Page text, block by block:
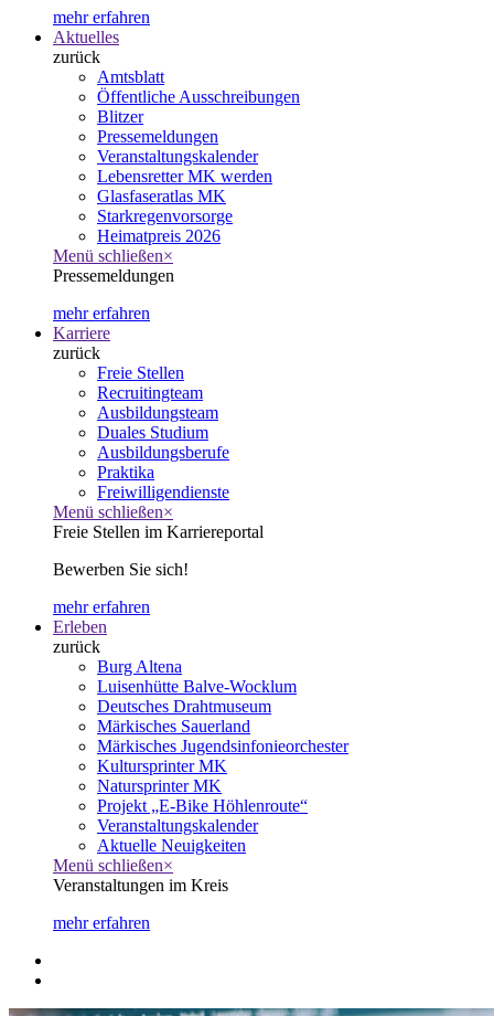
mehr erfahren
Aktuelles
zurück
Amtsblatt
Öffentliche Ausschreibungen
Blitzer
Pressemeldungen
Veranstaltungskalender
Lebensretter MK werden
Glasfaseratlas MK
Starkregenvorsorge
Heimatpreis 2026
Menü schließen×
Pressemeldungen
mehr erfahren
Karriere
zurück
Freie Stellen
Recruitingteam
Ausbildungsteam
Duales Studium
Ausbildungsberufe
Praktika
Freiwilligendienste
Menü schließen×
Freie Stellen im Karriereportal
Bewerben Sie sich!
mehr erfahren
Erleben
zurück
Burg Altena
Luisenhütte Balve-Wocklum
Deutsches Drahtmuseum
Märkisches Sauerland
Märkisches Jugendsinfonieorchester
Kultursprinter MK
Natursprinter MK
Projekt „E-Bike Höhlenroute“
Veranstaltungskalender
Aktuelle Neuigkeiten
Menü schließen×
Veranstaltungen im Kreis
mehr erfahren